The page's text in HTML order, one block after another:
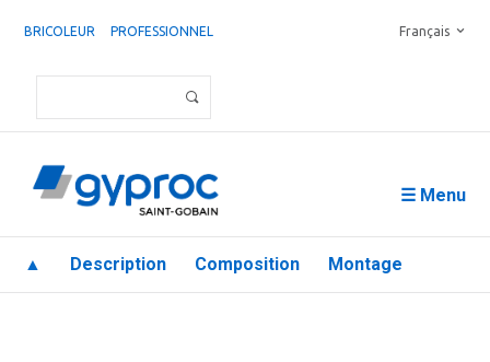
BRICOLEUR PROFESSIONNEL Français
☰ Menu
▲ Description Composition Montage